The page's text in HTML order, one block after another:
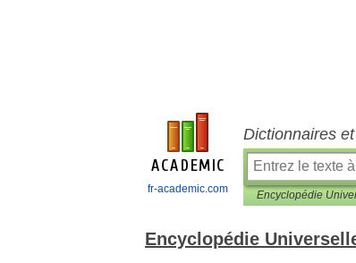
fr-academic.com
Dictionnaires
Encyclopédie